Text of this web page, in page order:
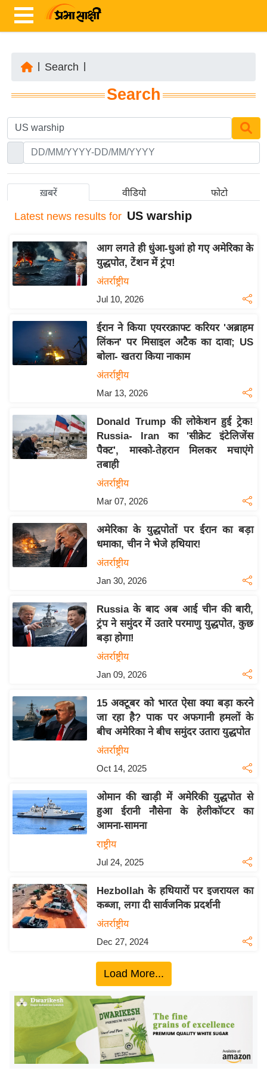
ज़ा
ख
र
ष्ट्री
अं
र्रा
ष्ट्री
य
उ
ज
त
वि
रा
य
ब
खे
ल
क्रि
P
L
2
क्रा
इ
म
पे
प
र
बे
मि
सा
श
Search
Search
ख़बरें वीडियो फोटो
Latest news results for US warship
आग लगते ही धुंआ-धुआं हो गए अमेरिका के
युद्धपोत, टेंशन में ट्रंप!
अंतर्राष्ट्रीय
Jul 10, 2026
ईरान ने किया एयररक्राफ्ट करियर 'अब्राहम
लिंकन' पर मिसाइल अटैक का दावा; US
बोला- खतरा किया नाकाम
अंतर्राष्ट्रीय
Mar 13, 2026
Donald Trump की लोकेशन हुई ट्रेक!
Russia- Iran का 'सीक्रेट इंटेलिजेंस
पैक्ट', मास्को-तेहरान मिलकर मचाएंगे
तबाही
अंतर्राष्ट्रीय
Mar 07, 2026
अमेरिका के युद्धपोतों पर ईरान का बड़ा
धमाका, चीन ने भेजे हथियार!
अंतर्राष्ट्रीय
Jan 30, 2026
Russia के बाद अब आई चीन की बारी,
ट्रंप ने समुंदर में उतारे परमाणु युद्धपोत, कुछ
बड़ा होगा!
अंतर्राष्ट्रीय
Jan 09, 2026
15 अक्टूबर को भारत ऐसा क्या बड़ा करने
जा रहा है? पाक पर अफगानी हमलों के
बीच अमेरिका ने बीच समुंदर उतारा युद्धपोत
अंतर्राष्ट्रीय
Oct 14, 2025
ओमान की खाड़ी में अमेरिकी युद्धपोत से
हुआ ईरानी नौसेना के हेलीकॉप्टर का
आमना-सामना
राष्ट्रीय
Jul 24, 2025
Hezbollah के हथियारों पर इजरायल का
कब्जा, लगा दी सार्वजनिक प्रदर्शनी
अंतर्राष्ट्रीय
Dec 27, 2024
Load More...